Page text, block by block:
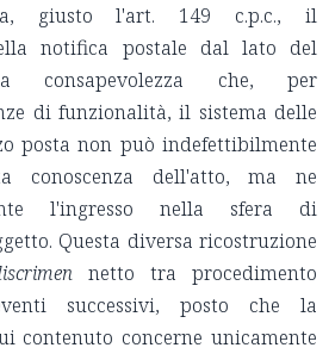
giusto l'art. 149 c.p.c., il
notifica postale dal lato del
consapevolezza che, per
di funzionalità, il sistema delle
posta non può indefettibilmente
conoscenza dell'atto, ma ne
l'ingresso nella sfera di
Questa diversa ricostruzione
netto tra procedimento
successivi, posto che la
contenuto concerne unicamente